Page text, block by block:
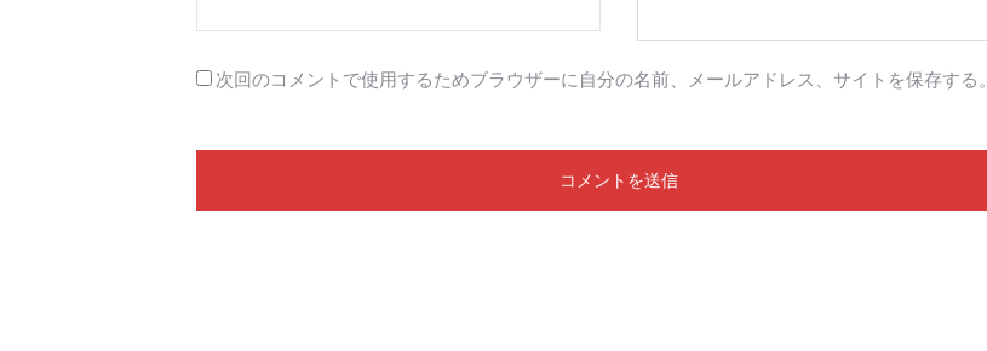
次回のコメントで使用するためブラウザーに自分の名前、メールアドレス、サイトを保存する。